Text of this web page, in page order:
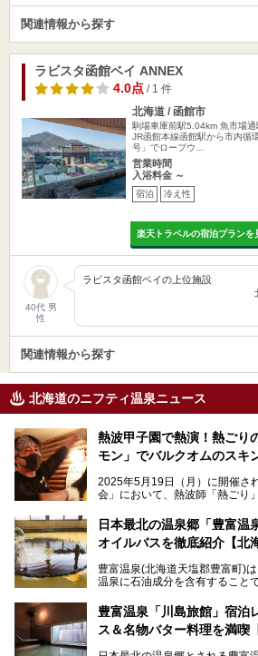
関連情報から探す
ラビスタ函館ベイ ANNEX
4.0点/ 1 件
北海道 / 函館市
駒場車庫前駅5.04km 魚市場
JR函館本線函館駅から市内循
号」でロープウ…
営業時間
入浴料金 ～
宿泊 冷え性
楽天トラベルの宿泊プランを
40代 男
性
ラビスタ函館ベ
北海道函館市
関連情報から探す
北海道のニフティ温泉ニュース
熱波甲子園で熱演！熱ごり
モン」でバルクオムのスキ
2025年5月19日（月）に開催さ
会」において、熱波師「熱ごり
動拠点である北海道の銭湯「湯
スキンケアブランド バルクオム
限定でプレゼントいたします。
で、ぜひお試しください。※6月
第終了
───
提供元：株式会社バルクオム【
この記事は株式会社バルクオム
日本最北の温泉郷「豊富温
オイルバスを徹底紹介【北
豊富温泉(北海道天塩郡豊富町)
温泉に石油成分を含有すること
に特効があると言われ、遠隔地
目的で多くの人々が訪れます。
豊富温泉「川島旅館」宿泊
ス＆名物バター料理を満喫